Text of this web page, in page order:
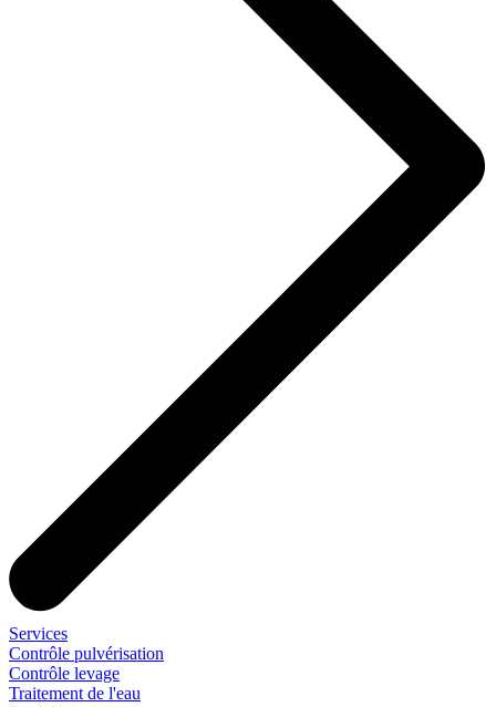
Services
Contrôle pulvérisation
Contrôle levage
Traitement de l'eau